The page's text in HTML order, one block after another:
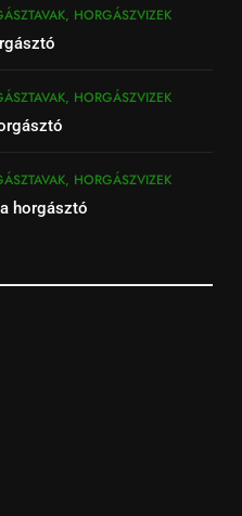
HORGÁSZVIZEK
HORGÁSZVIZEK
HORGÁSZVIZEK
horgásztó